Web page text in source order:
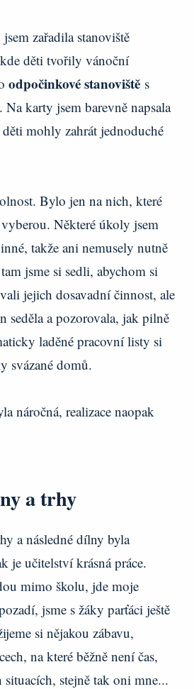
zařadila stanoviště
děti tvořily vánoční
odpočinkové stanoviště s
Na karty jsem barevně napsala
mohly zahrát jednoduché
Bylo jen na nich, které
Některé úkoly jsem
takže ani nemusely nutně
jsme si sedli, abychom si
jejich dosavadní činnost, ale
seděla a pozorovala, jak pilně
laděné pracovní listy si
svázané domů.
náročná, realizace naopak
a trhy
a následné dílny byla
je učitelství krásná práce.
mimo školu, jde moje
jsme s žáky parťáci ještě
si nějakou zábavu,
na které běžně není čas,
stejně tak oni mne...